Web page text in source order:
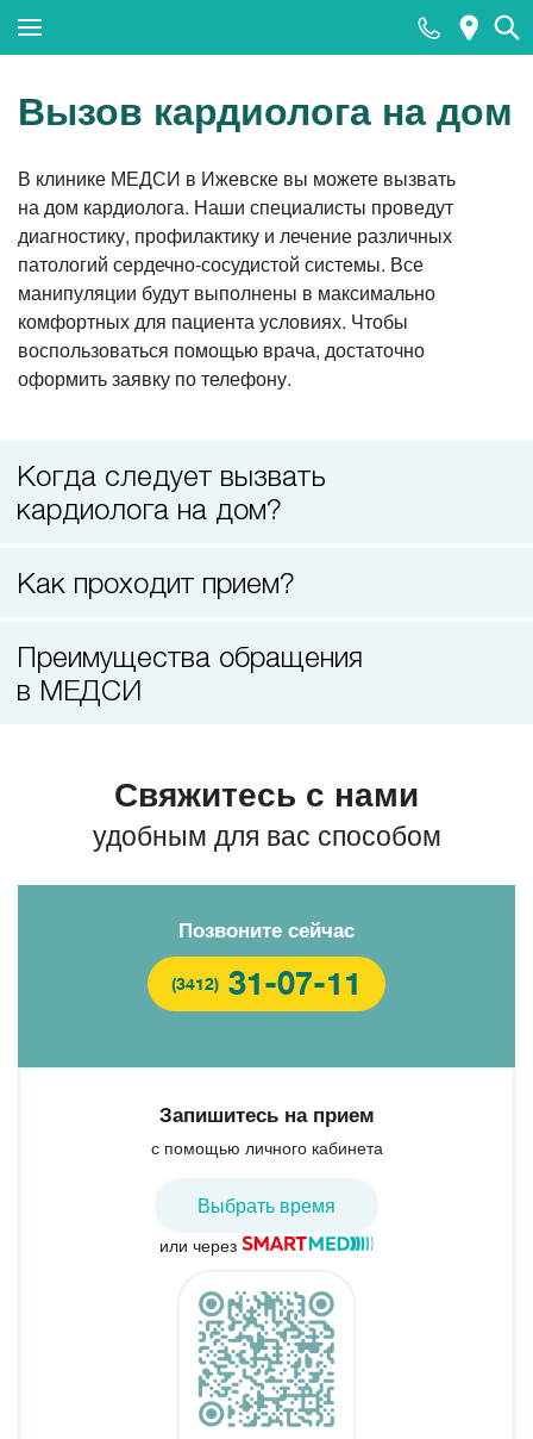
Популярные запросы
МРТ
КТ
Ультразвуковая диагностика (УЗИ)
Лабораторные исследования
Тесты на COVID-19 (антиген к SARS-CoV-2)
методом ПЦР
Вызов кардиолога на дом
В клинике МЕДСИ в Ижевске вы можете вызвать
на дом кардиолога. Наши специалисты проведут
диагностику, профилактику и лечение различных
патологий сердечно-сосудистой системы. Все
манипуляции будут выполнены в максимально
комфортных для пациента условиях. Чтобы
воспользоваться помощью врача, достаточно
оформить заявку по телефону.
Когда следует вызвать
кардиолога на дом?
Как проходит прием?
Преимущества обращения
в МЕДСИ
Свяжитесь с нами
удобным для вас способом
Позвоните сейчас
(3412) 31-07-11
Запишитесь на прием
с помощью личного кабинета
Выбрать время
или через